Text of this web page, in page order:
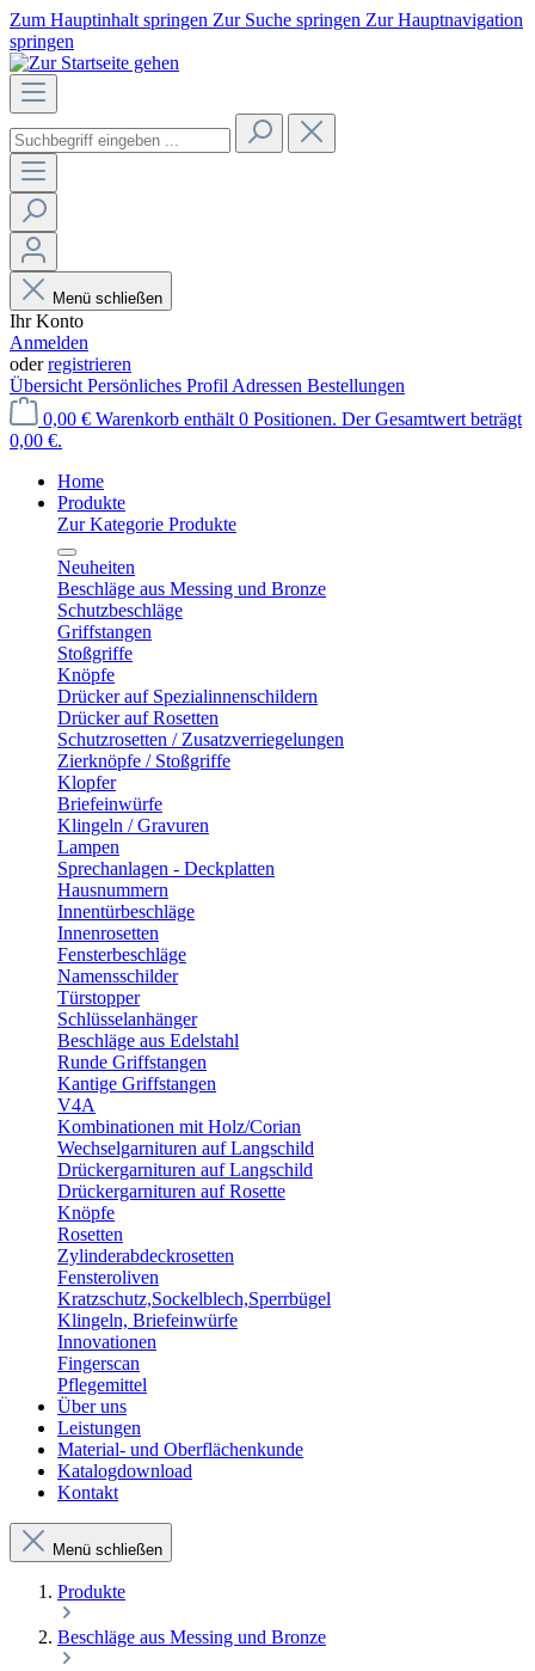
Zum Hauptinhalt springen Zur Suche springen Zur Hauptnavigation
springen
Menü schließen
Ihr Konto
Anmelden
oderregistrieren
Übersicht Persönliches Profil Adressen Bestellungen
0,00 € Warenkorb enthält 0 Positionen. Der Gesamtwert beträgt
0,00 €.
Home
Produkte
Zur Kategorie Produkte
Neuheiten
Beschläge aus Messing und Bronze
Schutzbeschläge
Griffstangen
Stoßgriffe
Knöpfe
Drücker auf Spezialinnenschildern
Drücker auf Rosetten
Schutzrosetten / Zusatzverriegelungen
Zierknöpfe / Stoßgriffe
Klopfer
Briefeinwürfe
Klingeln / Gravuren
Lampen
Sprechanlagen - Deckplatten
Hausnummern
Innentürbeschläge
Innenrosetten
Fensterbeschläge
Namensschilder
Türstopper
Schlüsselanhänger
Beschläge aus Edelstahl
Runde Griffstangen
Kantige Griffstangen
V4A
Kombinationen mit Holz/Corian
Wechselgarnituren auf Langschild
Drückergarnituren auf Langschild
Drückergarnituren auf Rosette
Knöpfe
Rosetten
Zylinderabdeckrosetten
Fensteroliven
Kratzschutz,Sockelblech,Sperrbügel
Klingeln, Briefeinwürfe
Innovationen
Fingerscan
Pflegemittel
Über uns
Leistungen
Material- und Oberflächenkunde
Katalogdownload
Kontakt
Menü schließen
Produkte
Beschläge aus Messing und Bronze